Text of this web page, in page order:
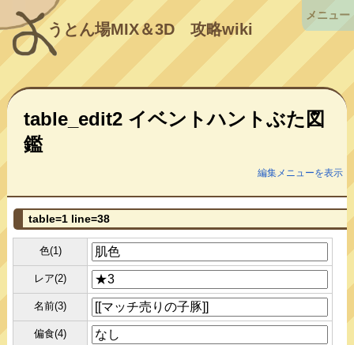
うとん場MIX＆3D攻略wiki
table_edit2 イベントハントぶた図
鑑
編集メニューを表示
table=1 line=38
色(1)
レア(2)
名前(3)
偏食(4)
メニュー